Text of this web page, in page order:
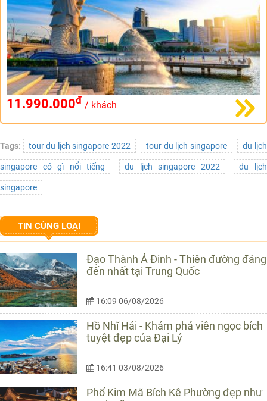
11.990.000đ / khách
Tags: tour du lịch singapore 2022 tour du lịch singapore du lịch
singapore có gì nổi tiếng du lịch singapore 2022 du lịch
singapore
TIN CÙNG LOẠI
Đạo Thành Á Đinh - Thiên đường đáng
đến nhất tại Trung Quốc
16:09 06/08/2026
Hồ Nhĩ Hải - Khám phá viên ngọc bích
tuyệt đẹp của Đại Lý
16:41 03/08/2026
Phố Kim Mã Bích Kê Phường đẹp như